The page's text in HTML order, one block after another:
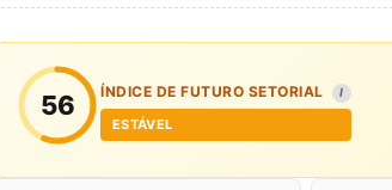
56 ÍNDICE DE FUTURO SETORIAL I
ESTÁVEL